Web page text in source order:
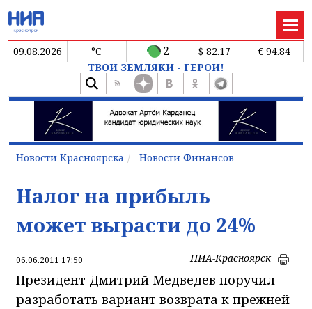
09.08.2026 °C 2 $ 82.17
€ 94.84
ТВОИ ЗЕМЛЯКИ - ГЕРОИ!
Новости Красноярска Новости Финансов
Налог на прибыль
может вырасти до 24%
06.06.2011 17:50 НИА-Красноярск
Президент Дмитрий Медведев поручил
разработать вариант возврата к прежней